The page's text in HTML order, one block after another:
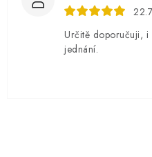
Určitě doporučuji, i
jednání.